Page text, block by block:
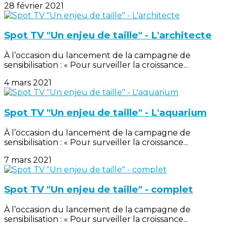
28 février 2021
Spot TV "Un enjeu de taille" - L'architecte
À l’occasion du lancement de la campagne de
sensibilisation : « Pour surveiller la croissance...
4 mars 2021
Spot TV "Un enjeu de taille" - L'aquarium
À l’occasion du lancement de la campagne de
sensibilisation : « Pour surveiller la croissance...
7 mars 2021
Spot TV "Un enjeu de taille" - complet
À l’occasion du lancement de la campagne de
sensibilisation : « Pour surveiller la croissance...